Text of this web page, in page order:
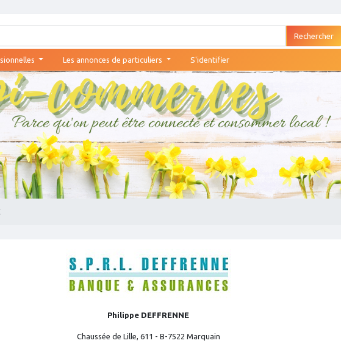
Les annonces de particuliers S'identifier
Philippe DEFFRENNE
Chaussée de Lille, 611 - B-7522 Marquain